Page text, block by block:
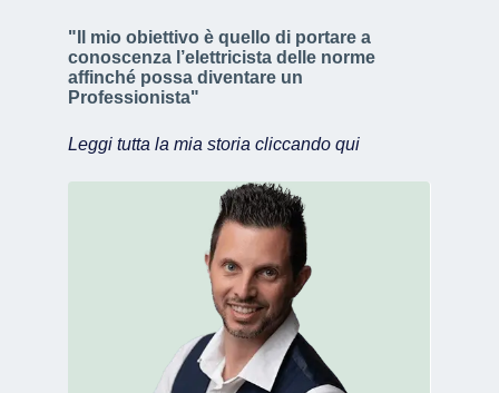
"Il mio obiettivo è quello di portare a
conoscenza l’elettricista delle norme
affinché possa diventare un
Professionista"
Leggi tutta la mia storia cliccando qui